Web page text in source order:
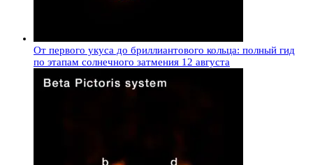
От первого укуса до бриллиантового кольца: полный гид
по этапам солнечного затмения 12 августа